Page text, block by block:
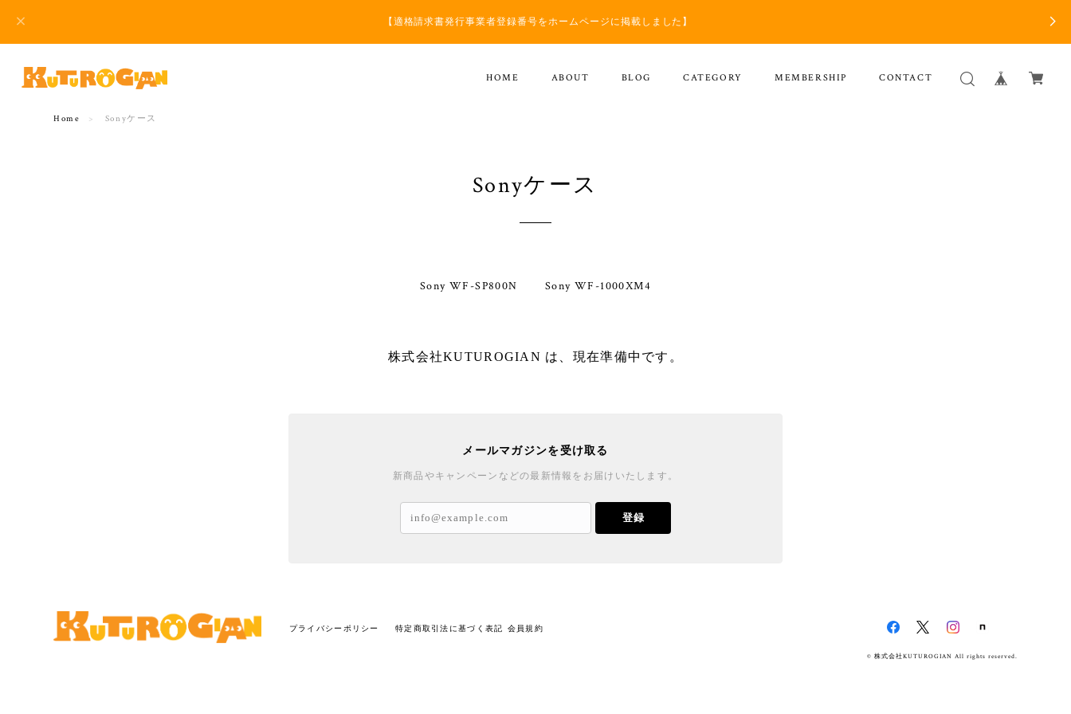
【適格請求書発行事業者登録番号をホームページに掲載しました】
HOME ABOUT BLOG CATEGORY MEMBERSHIP CONTACT
Home Sonyケース
Sonyケース
Sony WF-SP800N Sony WF-1000XM4
株式会社KUTUROGIAN は、現在準備中です。
メールマガジンを受け取る
新商品やキャンペーンなどの最新情報をお届けいたします。
登録
プライバシーポリシー 特定商取引法に基づく表記 会員規約
© 株式会社KUTUROGIAN All rights reserved.